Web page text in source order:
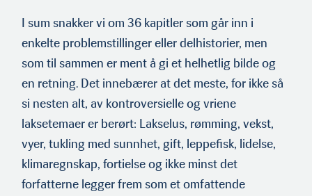
I sum snakker vi om 36 kapitler som går inn i
enkelte problem­stillinger eller delhistorier, men
som til sammen er ment å gi et helhetlig bilde og
en retning. Det innebærer at det meste, for ikke så
si nesten alt, av kontroversielle og vriene
laksetemaer er berørt: Lakselus, rømming, vekst,
vyer, tukling med sunnhet, gift, leppefisk, lidelse,
klimaregnskap, fortielse og ikke minst det
forfatterne legger frem som et omfattende